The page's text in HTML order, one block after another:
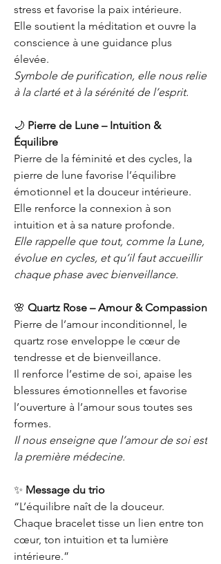
stress et favorise la paix intérieure.
Elle soutient la méditation et ouvre la
conscience à une guidance plus
élevée.
Symbole de purification, elle nous relie
à la clarté et à la sérénité de l’esprit.
🌙 Pierre de Lune – Intuition &
Équilibre
Pierre de la féminité et des cycles, la
pierre de lune favorise l’équilibre
émotionnel et la douceur intérieure.
Elle renforce la connexion à son
intuition et à sa nature profonde.
Elle rappelle que tout, comme la Lune,
évolue en cycles, et qu’il faut accueillir
chaque phase avec bienveillance.
🌸 Quartz Rose – Amour & Compassion
Pierre de l’amour inconditionnel, le
quartz rose enveloppe le cœur de
tendresse et de bienveillance.
Il renforce l’estime de soi, apaise les
blessures émotionnelles et favorise
l’ouverture à l’amour sous toutes ses
formes.
Il nous enseigne que l’amour de soi est
la première médecine.
✨ Message du trio
“L’équilibre naît de la douceur.
Chaque bracelet tisse un lien entre ton
cœur, ton intuition et ta lumière
intérieure.”